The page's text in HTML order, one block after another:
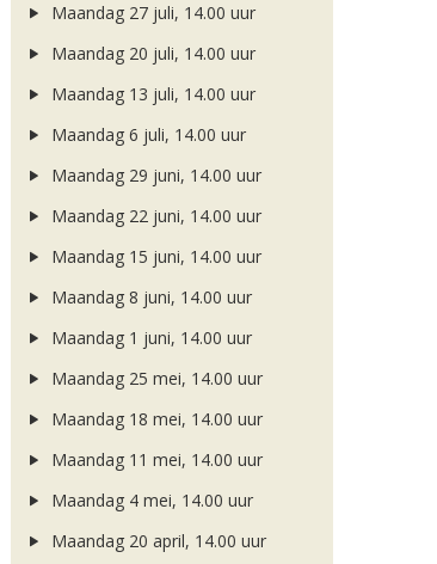
Maandag 27 juli, 14.00 uur
Maandag 20 juli, 14.00 uur
Maandag 13 juli, 14.00 uur
Maandag 6 juli, 14.00 uur
Maandag 29 juni, 14.00 uur
Maandag 22 juni, 14.00 uur
Maandag 15 juni, 14.00 uur
Maandag 8 juni, 14.00 uur
Maandag 1 juni, 14.00 uur
Maandag 25 mei, 14.00 uur
Maandag 18 mei, 14.00 uur
Maandag 11 mei, 14.00 uur
Maandag 4 mei, 14.00 uur
Maandag 20 april, 14.00 uur